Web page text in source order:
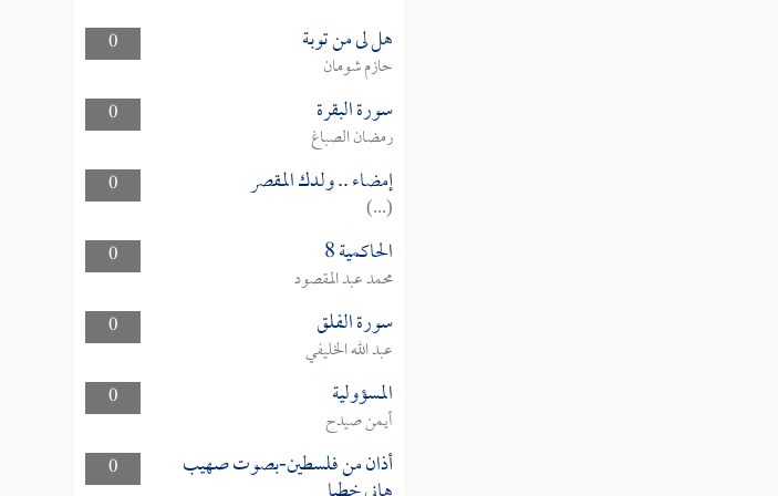
0 هل لى من توبة
حازم شومان
0
سورة البقرة
رمضان الصباغ
0
إمضاء .. ولدك المقصر
(...)
0
الحاكمية 8
محمد عبد المقصود
0
سورة الفلق
عبد الله الخليفي
0
المسؤولية
أيمن صيدح
0
أذان من فلسطين-بصوت صهيب